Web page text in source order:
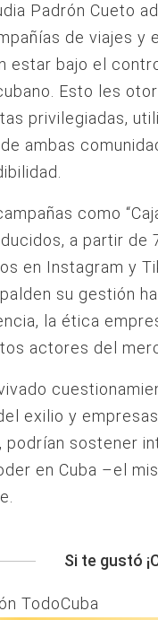
Padrón Cueto
de viajes y
estar bajo el
Esto les
privilegiadas,
ambas
como
a partir de
en Instagram y
su gestión
la ética
actores del
exilio y
podrían sostener
en Cuba –el
Si te gustó
TodoCuba